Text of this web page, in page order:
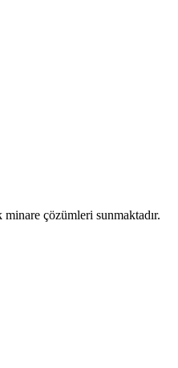
çözümleri sunmaktadır.